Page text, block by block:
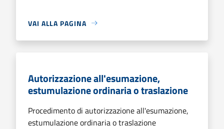
VAI ALLA PAGINA
Autorizzazione all'esumazione,
estumulazione ordinaria o traslazione
Procedimento di autorizzazione all'esumazione,
estumulazione ordinaria o traslazione